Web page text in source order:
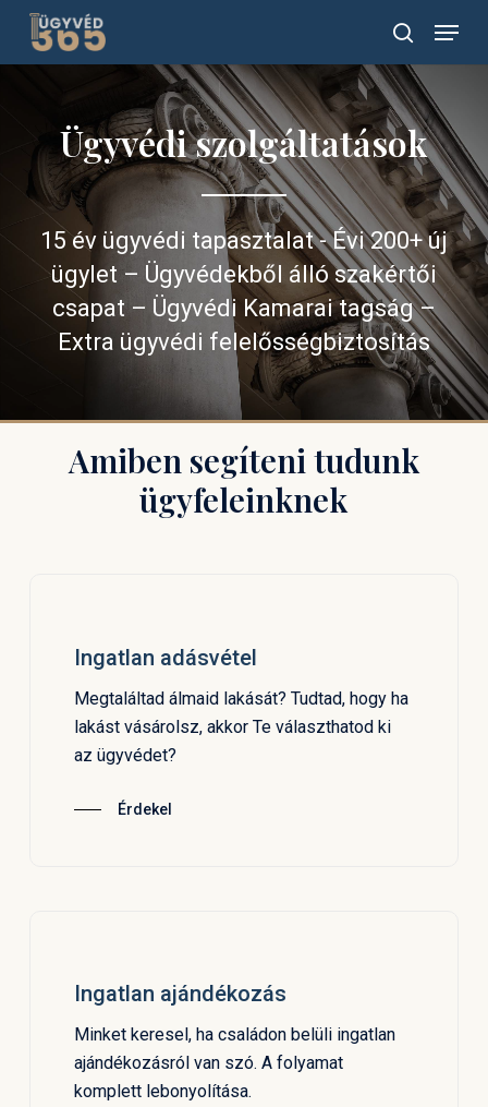
Skip
main
search
Menu
Ügyvédi szolgáltatások
15 év ügyvédi tapasztalat - Évi 200+ új
ügylet – Ügyvédekből álló szakértői
csapat – Ügyvédi Kamarai tagság –
Extra ügyvédi felelősségbiztosítás
Amiben segíteni tudunk
ügyfeleinknek
Ingatlan adásvétel
Megtaláltad álmaid lakását? Tudtad, hogy ha
lakást vásárolsz, akkor Te választhatod ki
az ügyvédet?
Érdekel
Ingatlan ajándékozás
Minket keresel, ha családon belüli ingatlan
ajándékozásról van szó. A folyamat
komplett lebonyolítása.